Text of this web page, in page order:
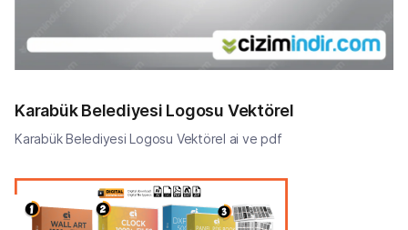
Karabük Belediyesi Logosu Vektörel
Karabük Belediyesi Logosu Vektörel ai ve pdf